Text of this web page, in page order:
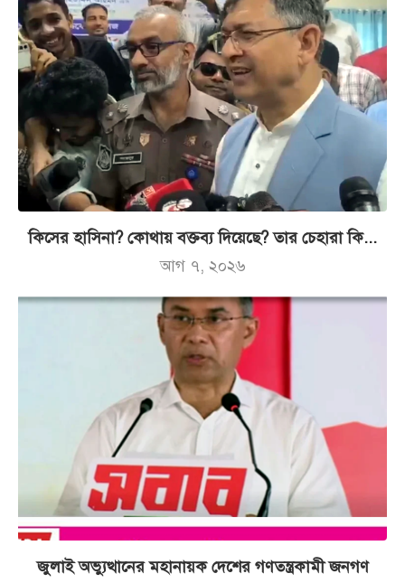
কিসের হাসিনা? কোথায় বক্তব্য দিয়েছে? তার চেহারা কি...
আগ ৭, ২০২৬
জুলাই অভ্যুত্থানের মহানায়ক দেশের গণতন্ত্রকামী জনগণ